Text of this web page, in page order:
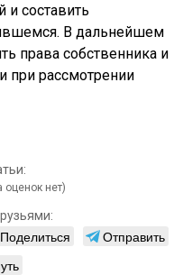
и составить
В дальнейшем
права собственника и
при рассмотрении
оценок нет)
Поделиться
Отправить